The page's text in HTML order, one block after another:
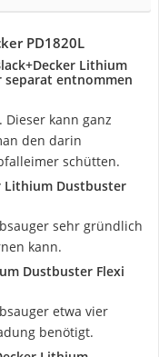
PD1820L
Lithium
separat entnommen
kann ganz
den darin
schütten.
Lithium Dustbuster
sehr gründlich
kann.
Dustbuster Flexi
etwa vier
benötigt.